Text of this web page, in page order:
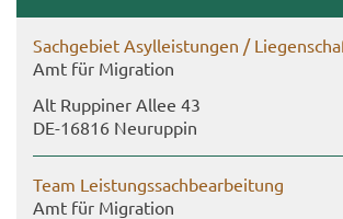
Sach­ge­biet Asyl­leis­tun­gen /
Amt für Mi­gra­ti­on
Alt Rup­pi­ner Allee 43
DE-​16816 Neu­rup­pin
Team Leis­tungs­sach­be­ar­bei­tung
Amt für Mi­gra­ti­on